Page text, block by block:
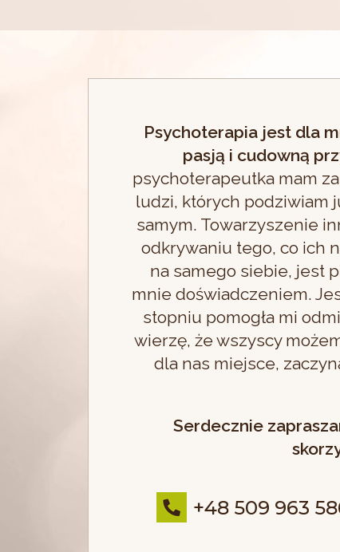
Psychoterapia jest dla
pasją i cudowną
psychoterapeutka mam
ludzi, których podziwiam
samym. Towarzyszenie
odkrywaniu tego, co ich
na samego siebie, jest
mnie doświadczeniem.
stopniu pomogła mi
wierzę, że wszyscy
dla nas miejsce,
Serdecznie
+48 509 963